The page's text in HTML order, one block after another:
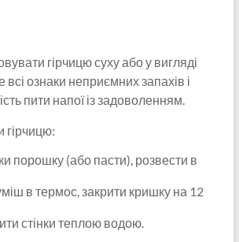
гірчицю суху або у вигляді
всі ознаки неприємних запахів і
пити напої із задоволенням.
гірчицю:
порошку (або пасти), розвести в
в термос, закрити кришку на 12
стінки теплою водою.